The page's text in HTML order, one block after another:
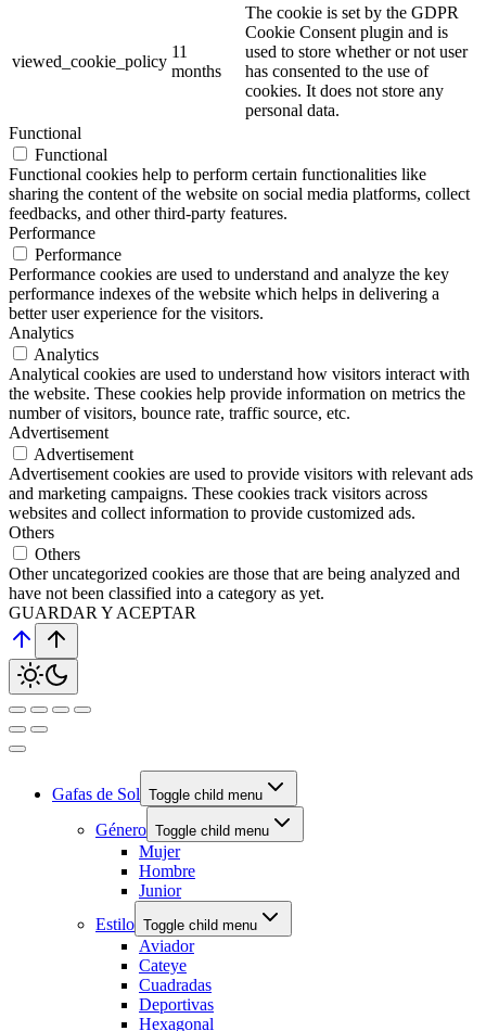
viewed_cookie_policy
11
months
The cookie is set by the GDPR
Cookie Consent plugin and is
used to store whether or not user
has consented to the use of
cookies. It does not store any
personal data.
Functional
Functional
Functional cookies help to perform certain functionalities like
sharing the content of the website on social media platforms, collect
feedbacks, and other third-party features.
Performance
Performance
Performance cookies are used to understand and analyze the key
performance indexes of the website which helps in delivering a
better user experience for the visitors.
Analytics
Analytics
Analytical cookies are used to understand how visitors interact with
the website. These cookies help provide information on metrics the
number of visitors, bounce rate, traffic source, etc.
Advertisement
Advertisement
Advertisement cookies are used to provide visitors with relevant ads
and marketing campaigns. These cookies track visitors across
websites and collect information to provide customized ads.
Others
Others
Other uncategorized cookies are those that are being analyzed and
have not been classified into a category as yet.
GUARDAR Y ACEPTAR
Gafas de Sol Toggle child menu
Género Toggle child menu
Mujer
Hombre
Junior
Estilo Toggle child menu
Aviador
Cateye
Cuadradas
Deportivas
Hexagonal